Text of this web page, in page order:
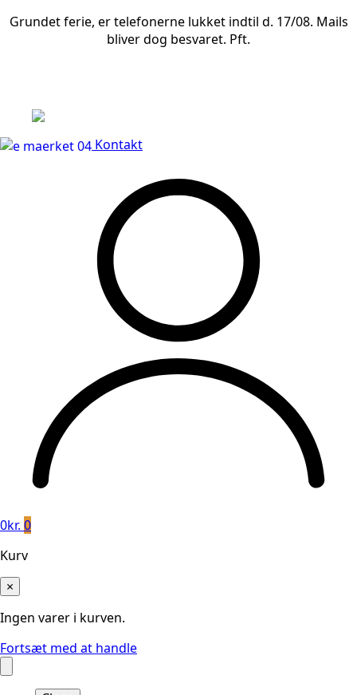
Grundet ferie, er telefonerne lukket indtil d. 17/08. Mails
bliver dog besvaret. Pft.
Kontakt
0kr. 0
Kurv
×
Ingen varer i kurven.
Fortsæt med at handle